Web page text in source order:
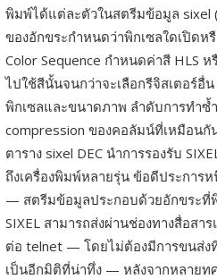
พิมพ์ได้แต่ละตัวในสตรีมข้อมูล sixel
ของอักขระกำหนดว่าพิกเซลใดเปิด
Color Sequence กำหนดค่าสี HLS
ไปใช้สีนั้นจนกว่าจะเลือกรีจิสเตอร์อื่
พิกเซลและขนาดภาพ ลำดับการทำซ้
compression ของคอลัมน์ที่เหมือนกั
ตาราง sixel DEC นำการรองรับ
ถึงเครื่องพิมพ์หลายรุ่น ข้อดีประการ
— สตรีมข้อมูลประกอบด้วยอักขระที่
SIXEL สามารถส่งผ่านช่องทางสื่อส
ต่อ telnet — โดยไม่ต้องมีการขนส่
เป็นอีกมิติที่น่าทึ่ง — หลังจากหลายท